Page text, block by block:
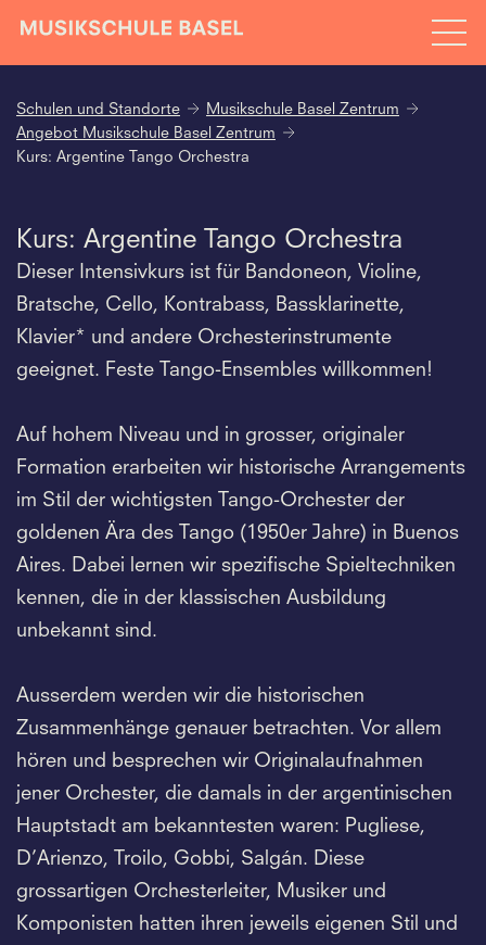
Schulen und Standorte
Musikschule Basel Zentrum
Angebot Musikschule Basel Zentrum
Kurs: Argentine Tango Orchestra
Kurs: Argentine Tango Orchestra
Dieser Intensivkurs ist für Bandoneon, Violine,
Bratsche, Cello, Kontrabass, Bassklarinette,
Klavier* und andere Orchesterinstrumente
geeignet. Feste Tango-Ensembles willkommen!
Auf hohem Niveau und in grosser, originaler
Formation erarbeiten wir historische Arrangements
im Stil der wichtigsten Tango-Orchester der
goldenen Ära des Tango (1950er Jahre) in Buenos
Aires. Dabei lernen wir spezifische Spieltechniken
kennen, die in der klassischen Ausbildung
unbekannt sind.
Ausserdem werden wir die historischen
Zusammenhänge genauer betrachten. Vor allem
hören und besprechen wir Originalaufnahmen
jener Orchester, die damals in der argentinischen
Hauptstadt am bekanntesten waren: Pugliese,
D’Arienzo, Troilo, Gobbi, Salgán. Diese
grossartigen Orchesterleiter, Musiker und
Komponisten hatten ihren jeweils eigenen Stil und